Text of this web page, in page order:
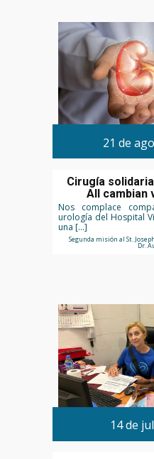
21 de
Cirugía
All cambian
Nos complace
urología del Hospital
una […]
Segunda misión al St.
Dr.
14 de